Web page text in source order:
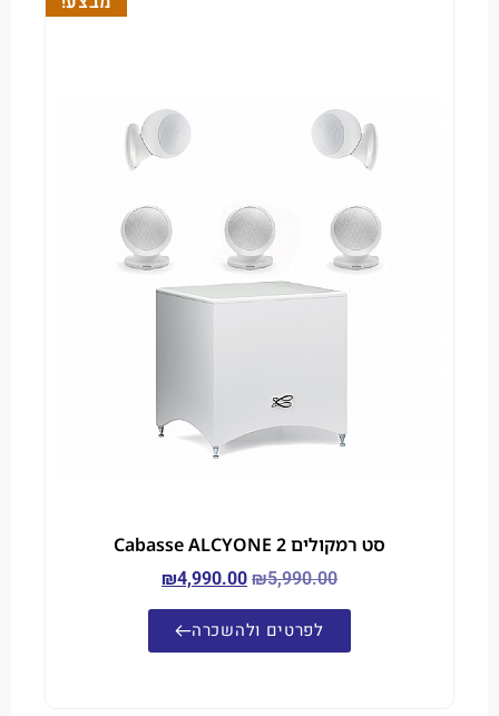
סט רמקולים Cabasse ALCYONE 2
₪
₪4,990.00
לפרטים ולהשכרה